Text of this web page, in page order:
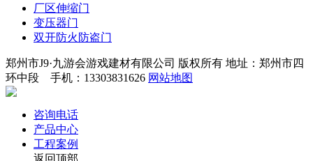
厂区伸缩门
变压器门
双开防火防盗门
郑州市J9·九游会游戏建材有限公司 版权所有 地址：郑州市四
环中段 手机：13303831626 网站地图
咨询电话
产品中心
工程案例
返回顶部